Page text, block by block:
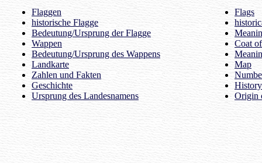
Flaggen
historische Flagge
Bedeutung/Ursprung der Flagge
Wappen
Bedeutung/Ursprung des Wappens
Landkarte
Zahlen und Fakten
Geschichte
Ursprung des Landesnamens
Flags
Coat
Map
History
Origin